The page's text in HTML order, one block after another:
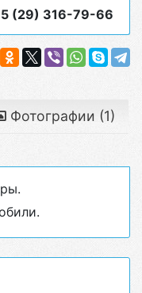
(29) 316-79-66
Фотографии (1)